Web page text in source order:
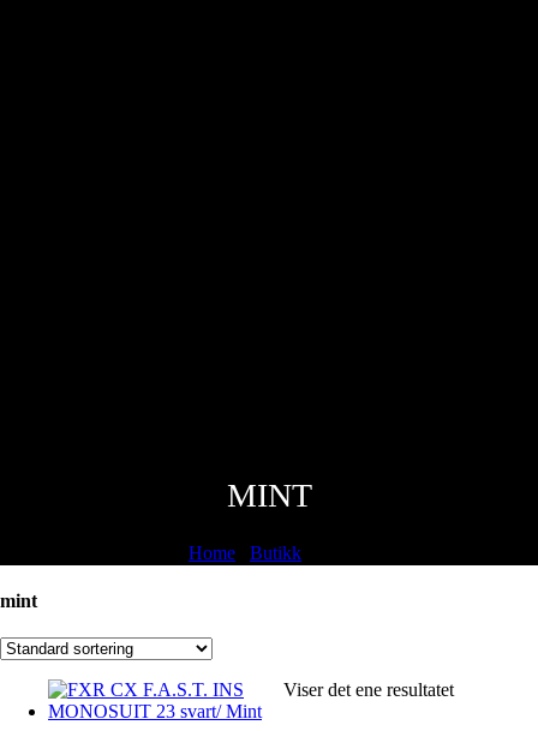
MINT
Home Butikk
mint
Viser det ene resultatet